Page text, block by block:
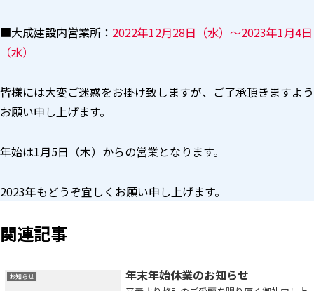
■大成建設内営業所： 2022年12月28日（水）～2023年1月4日
（水）
皆様には大変ご迷惑をお掛け致しますが、ご了承頂きますよう
お願い申し上げます。
年始は1月5日（木）からの営業となります。
2023年もどうぞ宜しくお願い申し上げます。
関連記事
お知らせ 年末年始休業のお知らせ